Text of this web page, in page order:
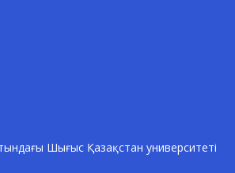
Шығыс Қазақстан университеті